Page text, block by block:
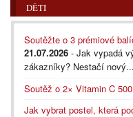
DĚTI
Soutěžte o 3 prémiové
21.07.2026 - Jak vypadá
zákazníky? Nestačí nový...
Soutěž o 2× Vitamin C
Jak vybrat postel, která